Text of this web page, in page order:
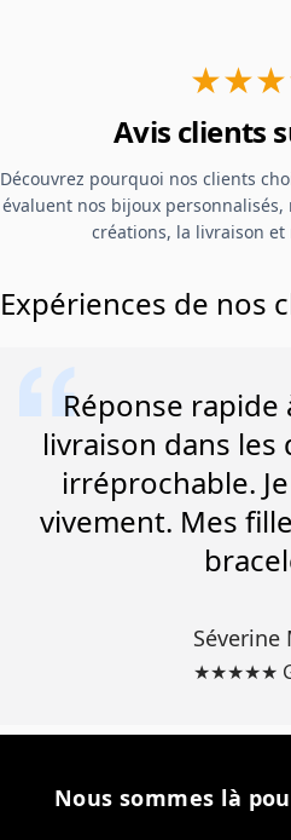
Avis clients
Découvrez pourquoi nos clients
évaluent nos bijoux
créations, la livraison
Expériences de nos
Réponse rapide
livraison dans les
irréprochable.
vivement. Mes
Séverine
★★★★★
Nous sommes là